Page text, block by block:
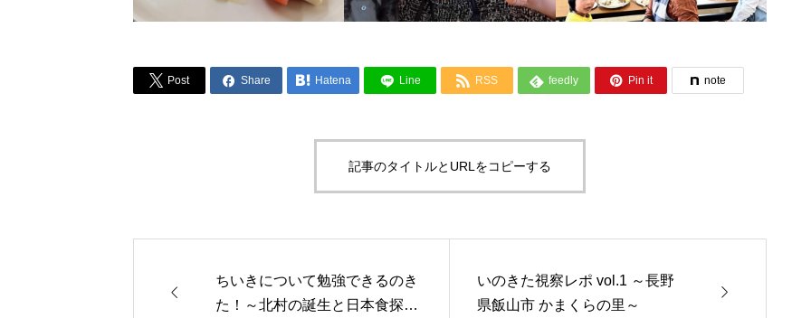
 Post  Share  Hatena Line  RSS  feedly  Pin it note
記事のタイトルとURLをコピーする

ちいきについて勉強できるのき
た！～北村の誕生と日本食探求
いのきた視察レポ vol.1 ～長野
県飯山市 かまくらの里～
